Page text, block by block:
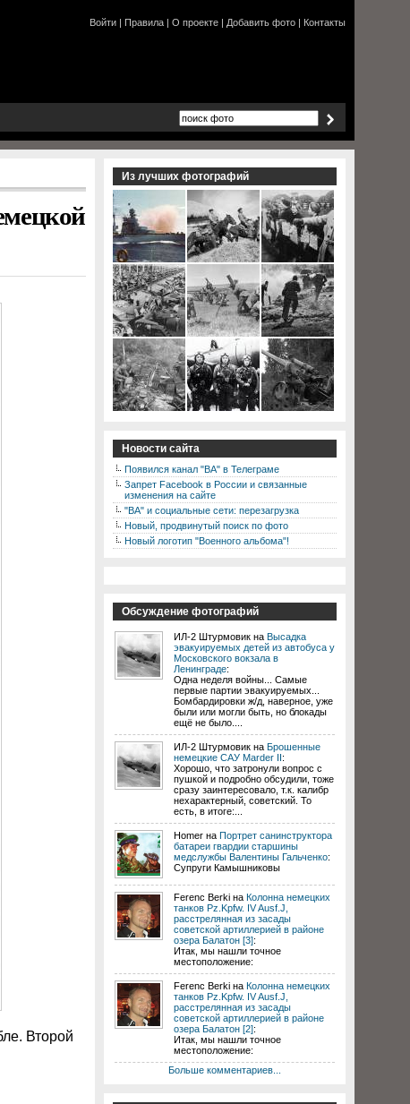
Войти | Правила | О проекте | Добавить фото | Контакты
Второй
Из лучших фотографий
Новости сайта
Появился канал "ВА" в Телеграме
Запрет Facebook в России и связанные
изменения на сайте
"ВА" и социальные сети: перезагрузка
Новый, продвинутый поиск по фото
Новый логотип "Военного альбома"!
Обсуждение фотографий
ИЛ-2 Штурмовик на Высадка
эвакуируемых детей из автобуса у
Московского вокзала в
Ленинграде:
Одна неделя войны... Самые
первые партии эвакуируемых...
Бомбардировки ж/д, наверное, уже
были или могли быть, но блокады
ещё не было....
ИЛ-2 Штурмовик на Брошенные
немецкие САУ Marder II:
Хорошо, что затронули вопрос с
пушкой и подробно обсудили, тоже
сразу заинтересовало, т.к. калибр
нехарактерный, советский. То
есть, в итоге:...
Homer на Портрет санинструктора
батареи гвардии старшины
медслужбы Валентины Гальченко:
Супруги Камышниковы
Ferenc Berki на Колонна немецких
танков Pz.Kpfw. IV Ausf.J,
расстрелянная из засады
советской артиллерией в районе
озера Балатон [3]:
Итак, мы нашли точное
местоположение:
Ferenc Berki на Колонна немецких
танков Pz.Kpfw. IV Ausf.J,
расстрелянная из засады
советской артиллерией в районе
озера Балатон [2]:
Итак, мы нашли точное
местоположение:
Больше комментариев...